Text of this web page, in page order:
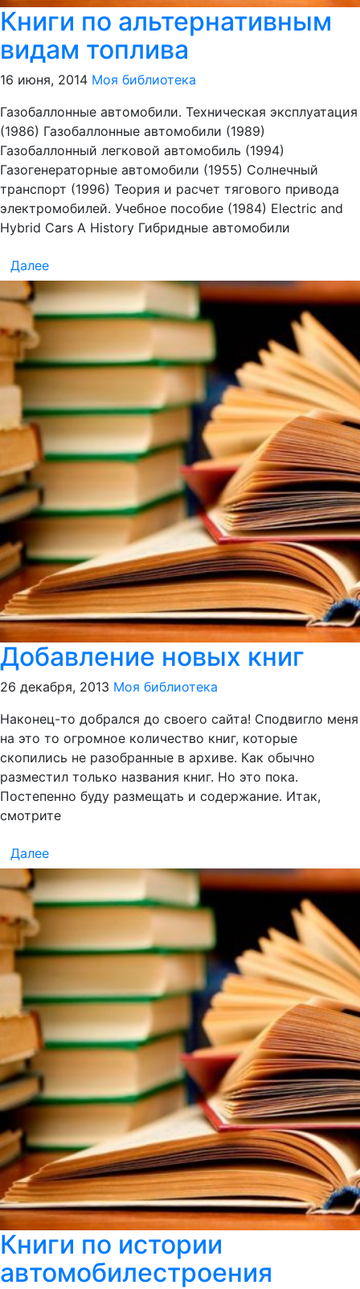
Книги по альтернативным
видам топлива
16 июня, 2014 Моя библиотека
Газобаллонные автомобили. Техническая эксплуатация
(1986) Газобаллонные автомобили (1989)
Газобаллонный легковой автомобиль (1994)
Газогенераторные автомобили (1955) Солнечный
транспорт (1996) Теория и расчет тягового привода
электромобилей. Учебное пособие (1984) Electric and
Hybrid Cars A History Гибридные автомобили
Далее
Добавление новых книг
26 декабря, 2013 Моя библиотека
Наконец-то добрался до своего сайта! Сподвигло меня
на это то огромное количество книг, которые
скопились не разобранные в архиве. Как обычно
разместил только названия книг. Но это пока.
Постепенно буду размещать и содержание. Итак,
смотрите
Далее
Книги по истории
автомобилестроения